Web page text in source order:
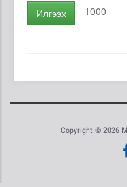
Илгээх 1000
Copyright © 2026